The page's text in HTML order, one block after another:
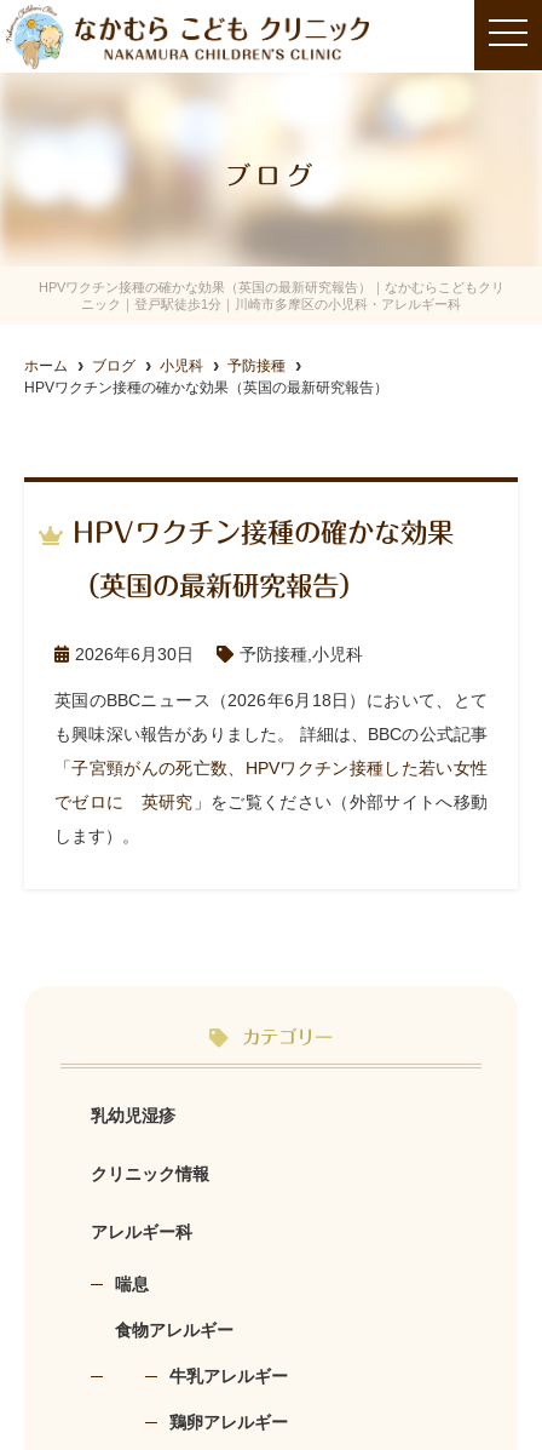
t
o
i
ブログ
HPVワクチン接種の確かな効果（英国の最新研究報告）｜なかむらこどもクリ
ニック｜登戸駅徒歩1分｜川崎市多摩区の小児科・アレルギー科
ホーム ブログ 小児科
予防接種
HPVワクチン接種の確かな効果（英国の最新研究報告）
HPVワクチン接種の確かな効果
（英国の最新研究報告）
2026年6月30日 予防接種 小児科
英国のBBCニュース（2026年6月18日）において、とて
も興味深い報告がありました。 詳細は、BBCの公式記事
「子宮頸がんの死亡数、HPVワクチン接種した若い女性
でゼロに 英研究 」をご覧ください（外部サイトへ移動
します）。
カテゴリー
乳幼児湿疹
クリニック情報
アレルギー科
喘息
食物アレルギー
牛乳アレルギー
鶏卵アレルギー